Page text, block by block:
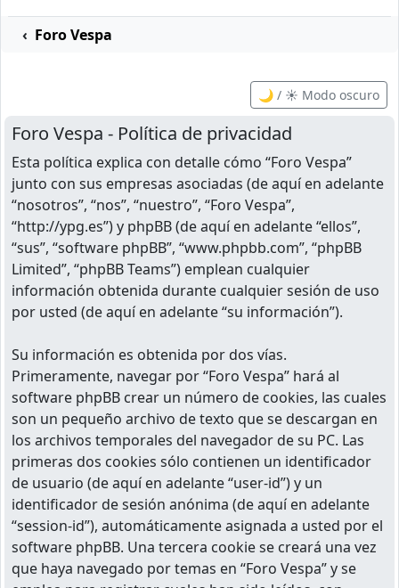
Foro Vespa
🌙 / ☀️ Modo oscuro
Foro Vespa - Política de privacidad
Esta política explica con detalle cómo “Foro Vespa”
junto con sus empresas asociadas (de aquí en adelante
“nosotros”, “nos”, “nuestro”, “Foro Vespa”,
“http://ypg.es”) y phpBB (de aquí en adelante “ellos”,
“sus”, “software phpBB”, “www.phpbb.com”, “phpBB
Limited”, “phpBB Teams”) emplean cualquier
información obtenida durante cualquier sesión de uso
por usted (de aquí en adelante “su información”).
Su información es obtenida por dos vías.
Primeramente, navegar por “Foro Vespa” hará al
software phpBB crear un número de cookies, las cuales
son un pequeño archivo de texto que se descargan en
los archivos temporales del navegador de su PC. Las
primeras dos cookies sólo contienen un identificador
de usuario (de aquí en adelante “user-id”) y un
identificador de sesión anónima (de aquí en adelante
“session-id”), automáticamente asignada a usted por el
software phpBB. Una tercera cookie se creará una vez
que haya navegado por temas en “Foro Vespa” y se